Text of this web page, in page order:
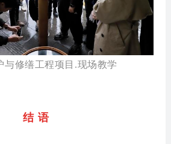
与修缮工程项目.现场教学
结 语